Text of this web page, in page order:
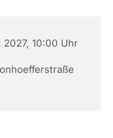
2027, 10:00 Uhr